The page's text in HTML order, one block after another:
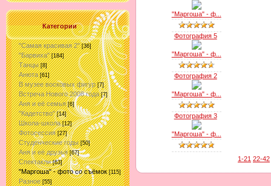
Категории
"Самая красивая 2" [36]
"Барвиха" [184]
Танцы [8]
Анюта [61]
В музее восковых фигур [7]
Встреча Нового 2008 года [7]
Аня и её семья [6]
"Кадетство" [14]
Школа-школа [12]
Фотосессия [27]
Студенческие годы [50]
Аня и её друзья [67]
Спектакли [63]
"Маргоша" - фото со съёмок [115]
Разное [55]
"Маргоша" - ф...
Фотография 5
"Маргоша" - ф...
Фотография 2
"Маргоша" - ф...
Фотография 3
"Маргоша" - ф...
1-21 22-42